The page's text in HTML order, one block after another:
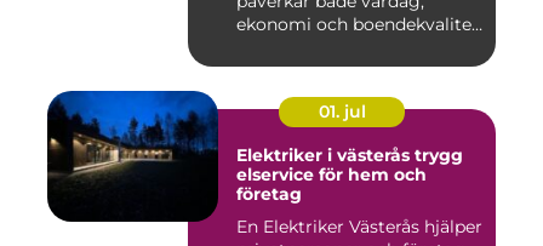
ekonomi och boendekvalitet
01. jul
Elektriker i västerås trygg
elservice för hem och
företag
En Elektriker Västerås hjälper